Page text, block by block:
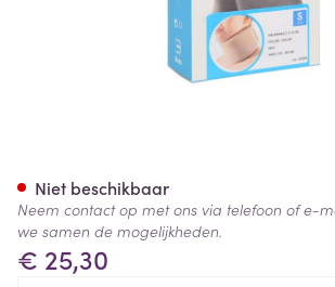
€ 25,30
Niet beschikbaar
Neem contact op met ons via telefoon of e-
we samen de mogelijkheden.